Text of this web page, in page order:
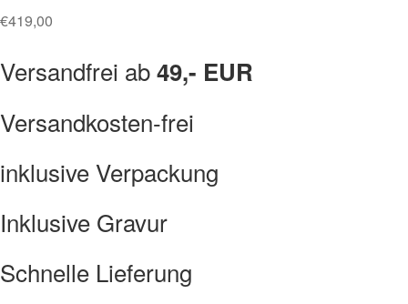
€419,00
Versandfrei ab49,- EUR
Versandkosten-frei
inklusive Verpackung
Inklusive Gravur
Schnelle Lieferung